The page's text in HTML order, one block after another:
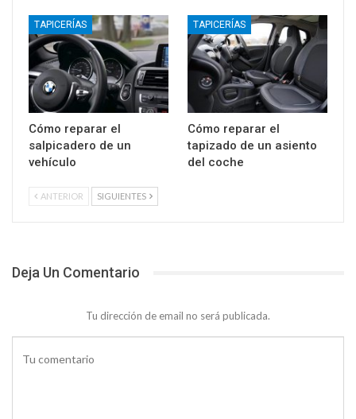
TAPICERÍAS
Cómo reparar el
salpicadero de un
vehículo
TAPICERÍAS
Cómo reparar el
tapizado de un asiento
del coche
ANTERIOR SIGUIENTES
Deja Un Comentario
Tu dirección de email no será publicada.